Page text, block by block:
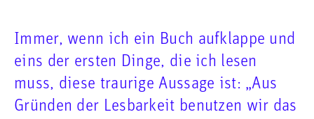
Immer, wenn ich ein Buch aufklappe und
eins der ersten Dinge, die ich lesen
muss, diese traurige Aussage ist: „Aus
Gründen der Lesbarkeit benutzen wir das